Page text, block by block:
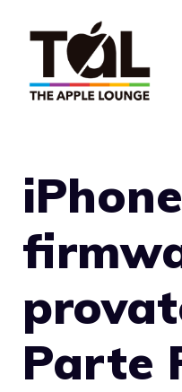
contenuto
iPhone
Parte